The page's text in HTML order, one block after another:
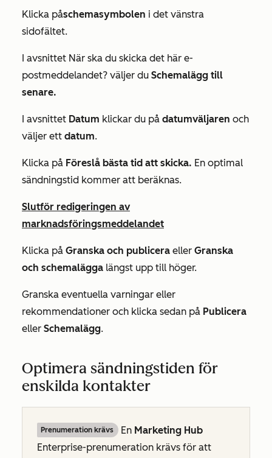
Klicka påschemasymbolen i det vänstra
sidofältet.
I avsnittet När ska du skicka det här e-
postmeddelandet? väljer du Schemalägg till
senare.
I avsnittet Datum klickar du på datumväljaren och
väljer ett datum.
Klicka på Föreslå bästa tid att skicka. En optimal
sändningstid kommer att beräknas.
Slutför redigeringen av
marknadsföringsmeddelandet
Klicka på Granska och publicera eller Granska
och schemalägga längst upp till höger.
Granska eventuella varningar eller
rekommendationer och klicka sedan på Publicera
eller Schemalägg.
Optimera sändningstiden för
enskilda kontakter
Prenumeration krävs En Marketing Hub
Enterprise-prenumeration krävs för att